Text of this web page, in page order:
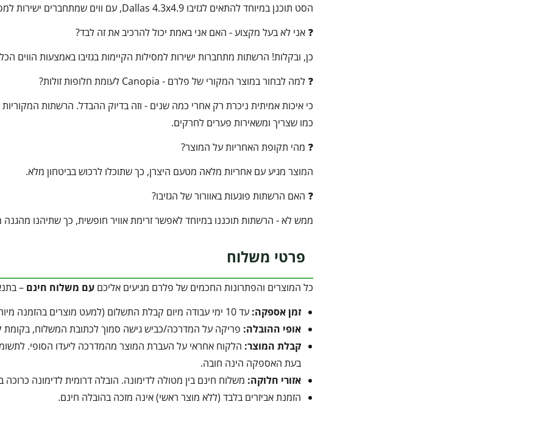
הסט תוכנן במיוחד להתאים לגזיבו Dallas 4.3x4.9, עם ווים שמתחברים ישירות למסילות המובנות במבנה.
❓ אני לא בעל מקצוע - האם אני באמת יכול להרכיב את זה לבד?
כן, ובקלות! הרשתות מתחברות ישירות למסילות הקיימות בגזיבו באמצעות הווים
❓ למה לבחור במוצר המקורי של פלרם - Canopia לעומת חלופות זולות?
כי איכות אמיתית ניכרת רק אחרי כמה שנים - וזה בדיוק ההבדל. הרשתות המקוריות
כמו שצריך ומשאירות פערים לחרקים.
❓ מהי תקופת האחריות על המוצר?
המוצר מגיע עם אחריות מלאה מטעם היצרן, כך שתוכלו לרכוש בביטחון מלא.
❓ האם הרשתות פוגעות באוורור של הגזיבו?
ממש לא - הרשתות תוכננו במיוחד לאפשר זרימת אוויר חופשית, כך שתיהנו
פרטי משלוח
כל המוצרים והפתרונות החכמים של פלרם מגיעים אליכם עם משלוח חינם –
זמן אספקה: עד 10 ימי עבודה מיום קבלת התשלום (למעט מוצרים בהזמנה מיוחדת).
אופי ההובלה: פריקה על המדרכה/כביש גישה סמוך לכתובת המשלוח, בקומת
קבלת המוצר: הלקוח אחראי על העברת המוצר מהמדרכה ליעדו הסופי.
בעת האספקה הינה חובה.
אזורי חלוקה: משלוח חינם בין מטולה לדימונה. הובלה דרומית לדימונה כרוכה בתוספת של 350 ₪ המשולמים
הזמנת אביזרים בלבד (ללא מוצר ראשי) אינה מזכה בהובלה חינם.